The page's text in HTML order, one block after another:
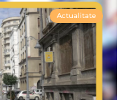
Actualitate